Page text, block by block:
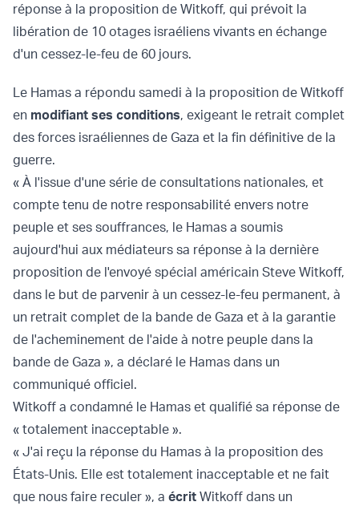
réponse à la proposition de Witkoff, qui prévoit la
libération de 10 otages israéliens vivants en échange
d'un cessez-le-feu de 60 jours.
Le Hamas a répondu samedi à la proposition de Witkoff
en modifiant ses conditions, exigeant le retrait complet
des forces israéliennes de Gaza et la fin définitive de la
guerre.
« À l'issue d'une série de consultations nationales, et
compte tenu de notre responsabilité envers notre
peuple et ses souffrances, le Hamas a soumis
aujourd'hui aux médiateurs sa réponse à la dernière
proposition de l'envoyé spécial américain Steve Witkoff,
dans le but de parvenir à un cessez-le-feu permanent, à
un retrait complet de la bande de Gaza et à la garantie
de l'acheminement de l'aide à notre peuple dans la
bande de Gaza », a déclaré le Hamas dans un
communiqué officiel.
Witkoff a condamné le Hamas et qualifié sa réponse de
« totalement inacceptable ».
« J'ai reçu la réponse du Hamas à la proposition des
États-Unis. Elle est totalement inacceptable et ne fait
que nous faire reculer », a écrit Witkoff dans un